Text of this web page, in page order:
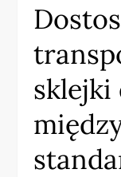
sklejki